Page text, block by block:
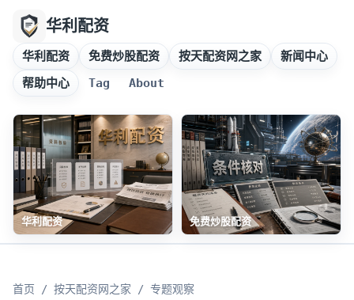
华利配资
华利配资 免费炒股配资 按天配资网之家
新闻中心
帮助中心
Tag About
华利配资 免费炒股配资
首页 / 按天配资网之家 / 专题观察